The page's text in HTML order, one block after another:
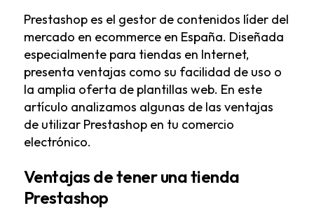
Prestashop es el gestor de contenidos líder del
mercado en ecommerce en España. Diseñada
especialmente para tiendas en Internet,
presenta ventajas como su facilidad de uso o
la amplia oferta de plantillas web. En este
artículo analizamos algunas de las ventajas
de utilizar Prestashop en tu comercio
electrónico.
Ventajas de tener una tienda
Prestashop